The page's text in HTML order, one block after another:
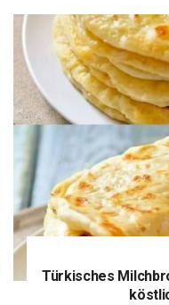
Türkisches